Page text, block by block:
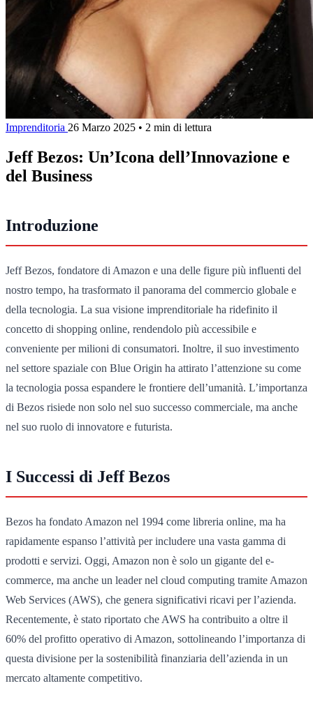
Imprenditoria 26 Marzo 2025 • 2 min di lettura
Jeff Bezos: Un’Icona dell’Innovazione e
del Business
Introduzione
Jeff Bezos, fondatore di Amazon e una delle figure più influenti del
nostro tempo, ha trasformato il panorama del commercio globale e
della tecnologia. La sua visione imprenditoriale ha ridefinito il
concetto di shopping online, rendendolo più accessibile e
conveniente per milioni di consumatori. Inoltre, il suo investimento
nel settore spaziale con Blue Origin ha attirato l’attenzione su come
la tecnologia possa espandere le frontiere dell’umanità. L’importanza
di Bezos risiede non solo nel suo successo commerciale, ma anche
nel suo ruolo di innovatore e futurista.
I Successi di Jeff Bezos
Bezos ha fondato Amazon nel 1994 come libreria online, ma ha
rapidamente espanso l’attività per includere una vasta gamma di
prodotti e servizi. Oggi, Amazon non è solo un gigante del e-
commerce, ma anche un leader nel cloud computing tramite Amazon
Web Services (AWS), che genera significativi ricavi per l’azienda.
Recentemente, è stato riportato che AWS ha contribuito a oltre il
60% del profitto operativo di Amazon, sottolineando l’importanza di
questa divisione per la sostenibilità finanziaria dell’azienda in un
mercato altamente competitivo.